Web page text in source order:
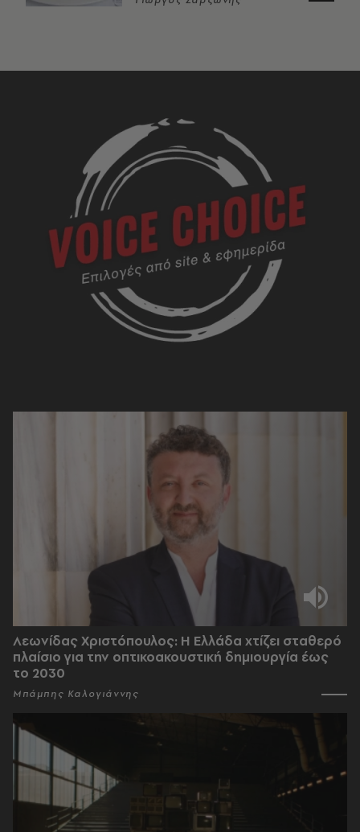
Λεωνίδας Χριστόπουλος: Η Ελλάδα χτίζει σταθερό
πλαίσιο για την οπτικοακουστική δημιουργία έως
το 2030
Μπάμπης Καλογιάννης